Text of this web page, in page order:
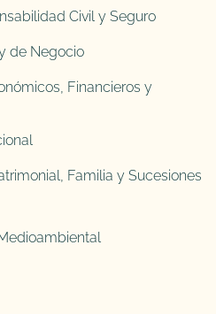
Civil y Seguro
de Negocio
Financieros y
Familia y Sucesiones